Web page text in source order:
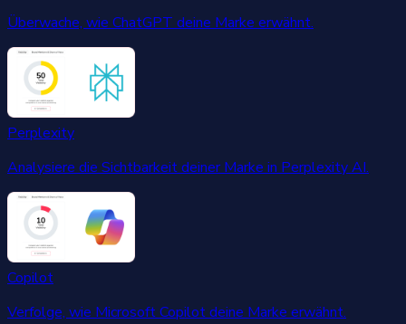
Überwache, wie ChatGPT deine Marke erwähnt.
Perplexity
Analysiere die Sichtbarkeit deiner Marke in Perplexity AI.
Copilot
Verfolge, wie Microsoft Copilot deine Marke erwähnt.